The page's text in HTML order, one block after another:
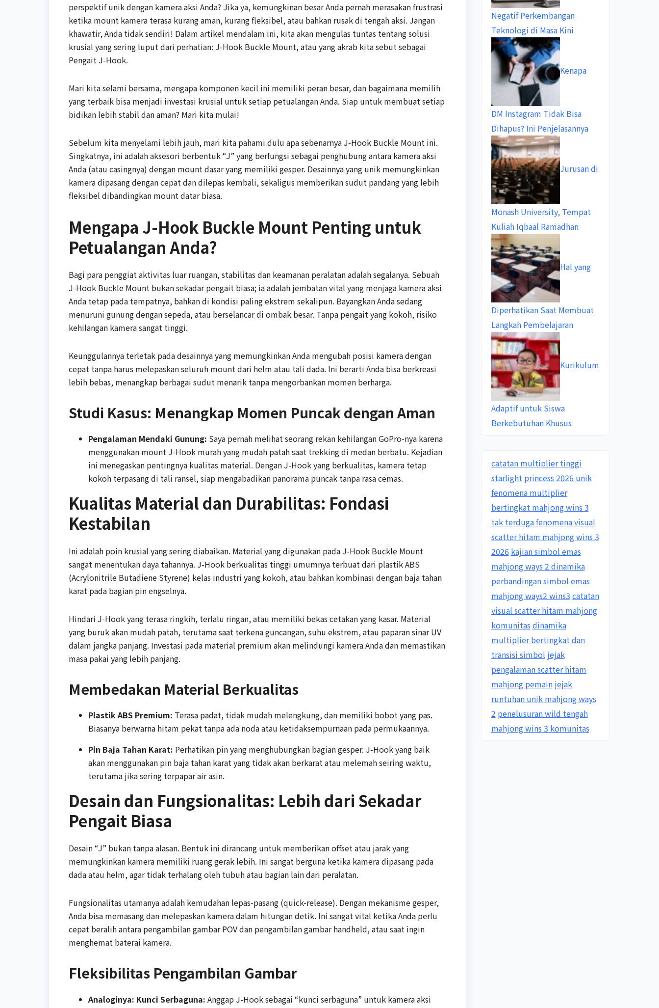
perspektif unik dengan kamera aksi Anda? Jika ya, kemungkinan besar Anda pernah merasakan frustrasi
ketika mount kamera terasa kurang aman, kurang fleksibel, atau bahkan rusak di tengah aksi. Jangan
khawatir, Anda tidak sendiri! Dalam artikel mendalam ini, kita akan mengulas tuntas tentang solusi
krusial yang sering luput dari perhatian: J-Hook Buckle Mount, atau yang akrab kita sebut sebagai
Pengait J-Hook.
Mari kita selami bersama, mengapa komponen kecil ini memiliki peran besar, dan bagaimana memilih
yang terbaik bisa menjadi investasi krusial untuk setiap petualangan Anda. Siap untuk membuat setiap
bidikan lebih stabil dan aman? Mari kita mulai!
Sebelum kita menyelami lebih jauh, mari kita pahami dulu apa sebenarnya J-Hook Buckle Mount ini.
Singkatnya, ini adalah aksesori berbentuk “J” yang berfungsi sebagai penghubung antara kamera aksi
Anda (atau casingnya) dengan mount dasar yang memiliki gesper. Desainnya yang unik memungkinkan
kamera dipasang dengan cepat dan dilepas kembali, sekaligus memberikan sudut pandang yang lebih
fleksibel dibandingkan mount datar biasa.
Mengapa J-Hook Buckle Mount Penting untuk
Petualangan Anda?
Bagi para penggiat aktivitas luar ruangan, stabilitas dan keamanan peralatan adalah segalanya. Sebuah
J-Hook Buckle Mount bukan sekadar pengait biasa; ia adalah jembatan vital yang menjaga kamera aksi
Anda tetap pada tempatnya, bahkan di kondisi paling ekstrem sekalipun. Bayangkan Anda sedang
menuruni gunung dengan sepeda, atau berselancar di ombak besar. Tanpa pengait yang kokoh, risiko
kehilangan kamera sangat tinggi.
Keunggulannya terletak pada desainnya yang memungkinkan Anda mengubah posisi kamera dengan
cepat tanpa harus melepaskan seluruh mount dari helm atau tali dada. Ini berarti Anda bisa berkreasi
lebih bebas, menangkap berbagai sudut menarik tanpa mengorbankan momen berharga.
Studi Kasus: Menangkap Momen Puncak dengan Aman
Pengalaman Mendaki Gunung: Saya pernah melihat seorang rekan kehilangan GoPro-nya karena
menggunakan mount J-Hook murah yang mudah patah saat trekking di medan berbatu. Kejadian
ini menegaskan pentingnya kualitas material. Dengan J-Hook yang berkualitas, kamera tetap
kokoh terpasang di tali ransel, siap mengabadikan panorama puncak tanpa rasa cemas.
Kualitas Material dan Durabilitas: Fondasi
Kestabilan
Ini adalah poin krusial yang sering diabaikan. Material yang digunakan pada J-Hook Buckle Mount
sangat menentukan daya tahannya. J-Hook berkualitas tinggi umumnya terbuat dari plastik ABS
(Acrylonitrile Butadiene Styrene) kelas industri yang kokoh, atau bahkan kombinasi dengan baja tahan
karat pada bagian pin engselnya.
Hindari J-Hook yang terasa ringkih, terlalu ringan, atau memiliki bekas cetakan yang kasar. Material
yang buruk akan mudah patah, terutama saat terkena guncangan, suhu ekstrem, atau paparan sinar UV
dalam jangka panjang. Investasi pada material premium akan melindungi kamera Anda dan memastikan
masa pakai yang lebih panjang.
Membedakan Material Berkualitas
Plastik ABS Premium: Terasa padat, tidak mudah melengkung, dan memiliki bobot yang pas.
Biasanya berwarna hitam pekat tanpa ada noda atau ketidaksempurnaan pada permukaannya.
Pin Baja Tahan Karat: Perhatikan pin yang menghubungkan bagian gesper. J-Hook yang baik
akan menggunakan pin baja tahan karat yang tidak akan berkarat atau melemah seiring waktu,
terutama jika sering terpapar air asin.
Desain dan Fungsionalitas: Lebih dari Sekadar
Pengait Biasa
Desain “J” bukan tanpa alasan. Bentuk ini dirancang untuk memberikan offset atau jarak yang
memungkinkan kamera memiliki ruang gerak lebih. Ini sangat berguna ketika kamera dipasang pada
dada atau helm, agar tidak terhalang oleh tubuh atau bagian lain dari peralatan.
Fungsionalitas utamanya adalah kemudahan lepas-pasang (quick-release). Dengan mekanisme gesper,
Anda bisa memasang dan melepaskan kamera dalam hitungan detik. Ini sangat vital ketika Anda perlu
cepat beralih antara pengambilan gambar POV dan pengambilan gambar handheld, atau saat ingin
menghemat baterai kamera.
Fleksibilitas Pengambilan Gambar
Analoginya: Kunci Serbaguna: Anggap J-Hook sebagai “kunci serbaguna” untuk kamera aksi
Negatif Perkembangan
Teknologi di Masa Kini
Kenapa
DM Instagram Tidak Bisa
Dihapus? Ini Penjelasannya
Jurusan di
Monash University, Tempat
Kuliah Iqbaal Ramadhan
Hal yang
Diperhatikan Saat Membuat
Langkah Pembelajaran
Kurikulum
Adaptif untuk Siswa
Berkebutuhan Khusus
catatan multiplier tinggi
starlight princess 2026 unik
fenomena multiplier
bertingkat mahjong wins 3
tak terdugafenomena visual
scatter hitam mahjong wins 3
2026 kajian simbol emas
mahjong ways 2 dinamika
perbandingan simbol emas
mahjong ways2 wins3 catatan
visual scatter hitam mahjong
komunitas dinamika
multiplier bertingkat dan
transisi simbol jejak
pengalaman scatter hitam
mahjong pemain jejak
runtuhan unik mahjong ways
2 penelusuran wild tengah
mahjong wins 3 komunitas